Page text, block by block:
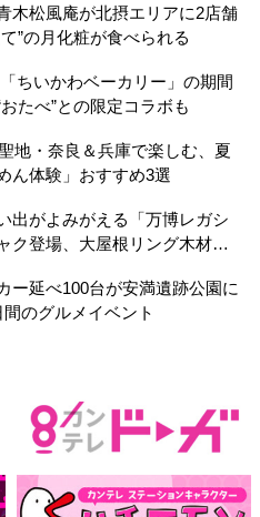
木松風庵が北摂エリアに2店舗
”の月化粧が食べられる
ちいかわベーカリー」の期間
たべ”との限定コラボも
地・奈良＆兵庫で楽しむ、夏
ん体験」おすすめ3選
出がよみがえる「万博レガシ
ク登場、大屋根リング木材展
ー延べ100台が安満遺跡公園に
のグルメイベント